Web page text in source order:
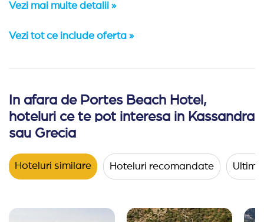
Vezi mai multe detalii »
Vezi tot ce include oferta »
Amplasare: Hotelul Portes Beachamplasat pe plaja,
Cazare: Se compune din 11 clădiri cu trei etaje. Toate
Camera dubla promo
- situate la parter, nu au
Facilitati/servicii receptie 24h, camera de bagaje,
In afara de Portes Beach Hotel,
hoteluri ce te pot interesa in Kassandra
sau Grecia
Hoteluri similare Hoteluri recomandate